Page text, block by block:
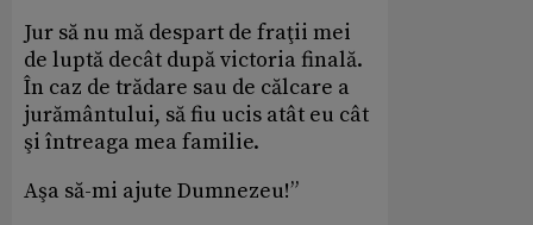
Jur să nu mă despart de fraţii mei
de luptă decât după victoria finală.
În caz de trădare sau de călcare a
jurământului, să fiu ucis atât eu cât
şi întreaga mea familie.
Aşa să-mi ajute Dumnezeu!”